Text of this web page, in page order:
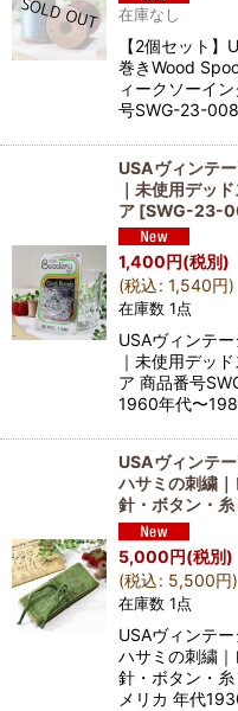
在庫なし
【2個セット
巻きWood
ィークソーイ
号SWG-23-
USAヴィンテ
｜未使用デッ
ア [SWG-23-
1,400円(税別)
(税込: 1,540円)
在庫数 1点
USAヴィンテ
｜未使用デッ
ア 商品番号
1960年代〜
USAヴィンテ
ハサミの刺繍
針・ボタン・糸
5,000円(税別)
(税込: 5,500円)
在庫数 1点
USAヴィンテ
ハサミの刺繍
針・ボタン・
メリカ 年代